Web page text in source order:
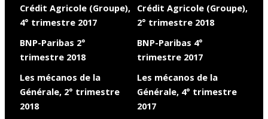
Crédit Agricole (Groupe),
4° trimestre 2017
Crédit Agricole (Groupe),
2° trimestre 2018
BNP-Paribas 2°
trimestre 2018
BNP-Paribas 4°
trimestre 2017
Les mécanos de la
Générale, 2° trimestre
2018
Les mécanos de la
Générale, 4° trimestre
2017